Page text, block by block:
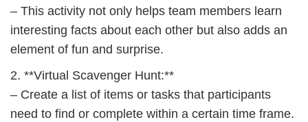
– This activity not only helps team members learn
interesting facts about each other but also adds an
element of fun and surprise.
2. **Virtual Scavenger Hunt:**
– Create a list of items or tasks that participants
need to find or complete within a certain time frame.